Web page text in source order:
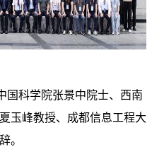
国科学院张景中院士、西南
夏玉峰教授、成都信息工程大
。